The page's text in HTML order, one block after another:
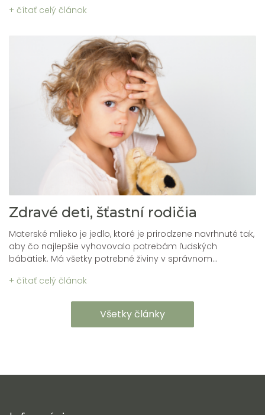
+ čítať celý článok
Zdravé deti, šťastní rodičia
Materské mlieko je jedlo, ktoré je prirodzene navrhnuté tak,
aby čo najlepšie vyhovovalo potrebám ľudských
bábätiek. Má všetky potrebné živiny v správnom...
+ čítať celý článok
Všetky články